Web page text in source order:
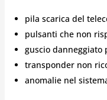
pila scarica del
pulsanti che non
guscio danneggiato
transponder non
anomalie nel